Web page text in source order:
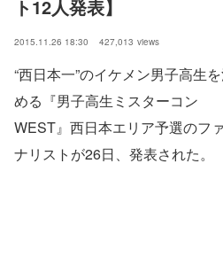
ト12人発表】
2015.11.26 18:30 427,013 views
“西日本一”のイケメン男子高生
める『男子高生ミスターコン
WEST』西日本エリア予選のフ
ナリストが26日、発表された。